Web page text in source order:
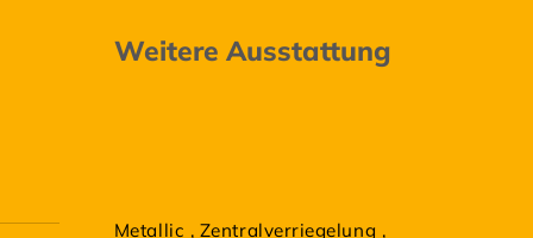
Weitere Ausstattung
Metallic , Zentralverriegelung ,